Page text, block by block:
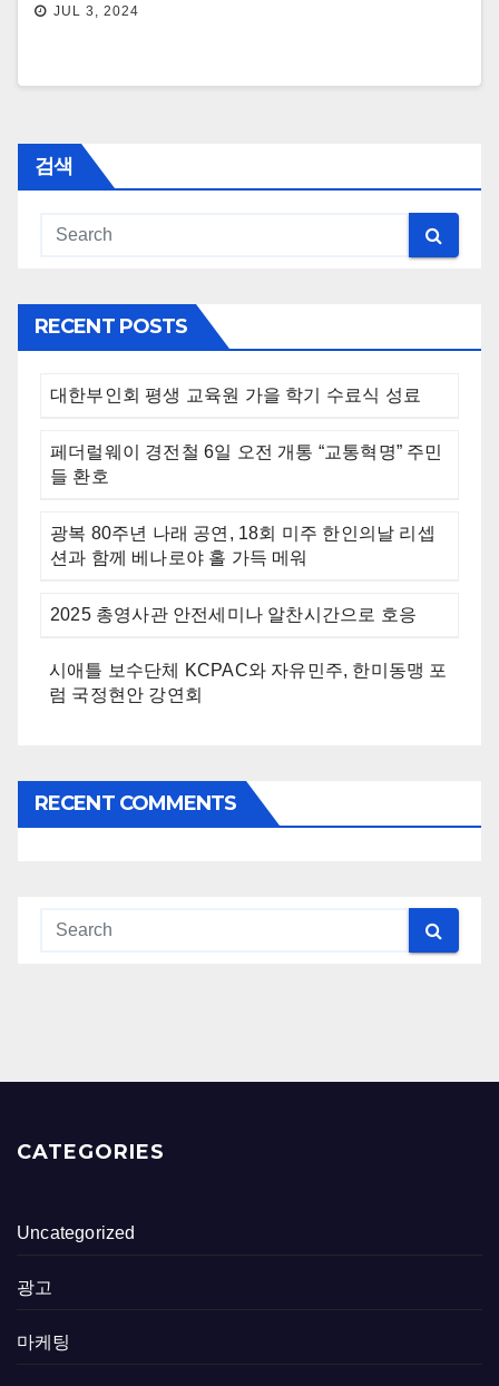
JUL 3, 2024
검색
RECENT POSTS
대한부인회 평생 교육원 가을 학기 수료식 성료
페더럴웨이 경전철 6일 오전 개통 “교통혁명” 주민
들 환호
광복 80주년 나래 공연, 18회 미주 한인의날 리셉
션과 함께 베나로야 홀 가득 메워
2025 총영사관 안전세미나 알찬시간으로 호응
시애틀 보수단체 KCPAC와 자유민주, 한미동맹 포
럼 국정현안 강연회
RECENT COMMENTS
CATEGORIES
Uncategorized
광고
마케팅